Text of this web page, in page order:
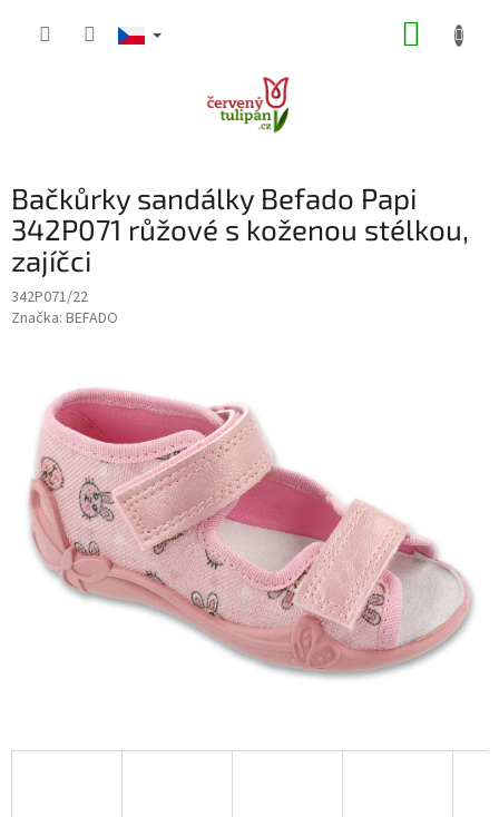
Bačkůrky sandálky Befado Papi
342P071 růžové s koženou stélkou,
zajíčci
342P071/22
Značka: BEFADO